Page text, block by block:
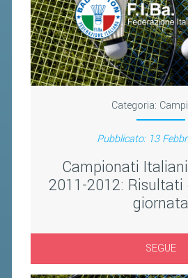
Categoria:
Pubblicato: 13
Campionati
2011-2012:
giornata
SEGUE
BANDI DI
SPORTELLO
NOVITÀ
DOCUMENTI E
AIRBADMINTON
TAPPE